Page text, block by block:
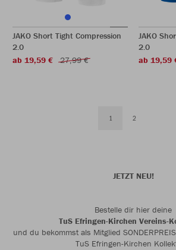
JAKO Short Tight Compression
2.0
ab 19,59 €
27,99 €
JAKO
2.0
ab 19,59
1 2
JETZT NEU!
Bestelle dir hier deine
TuS Efringen-Kirchen Vereins-
und du bekommst als Mitglied
TuS Efringen-Kirchen